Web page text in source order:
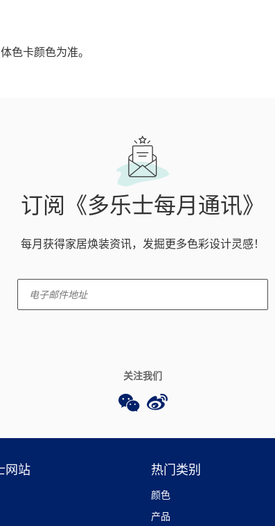
色卡颜色为准。
订阅《多乐士每月通讯》
每月获得家居焕装资讯，发掘更多色彩设计灵感！
关注我们
网站 热门类别
颜色
产品